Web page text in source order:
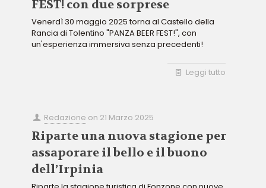
FEST! con due sorprese
Venerdì 30 maggio 2025 torna al Castello della
Rancia di Tolentino "PANZA BEER FEST!", con
un'esperienza immersiva senza precedenti!
Leggi tutto
Redazione on 21 Marzo 2025
Riparte una nuova stagione per
assaporare il bello e il buono
dell’Irpinia